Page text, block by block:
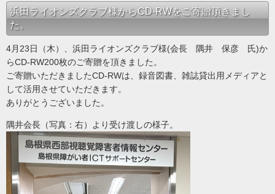
浜田ライオンズクラブ様からCD-RWをご寄贈頂きまし
た。
4月23日（木）、浜田ライオンズクラブ様(会長 隅井 保彦 氏)か
らCD-RW200枚のご寄贈を頂きました。
ご寄贈いただきましたCD-RWは、録音図書、雑誌貸出用メディアと
して活用させていただきます。
ありがとうございました。
隅井会長（写真：右）より受け渡しの様子。